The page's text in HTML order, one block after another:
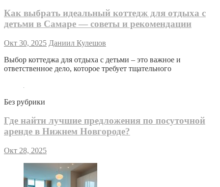
Как выбрать идеальный коттедж для отдыха с
детьми в Самаре — советы и рекомендации
Окт 30, 2025 Даниил Кулешов
Выбор коттеджа для отдыха с детьми – это важное и
ответственное дело, которое требует тщательного
Без рубрики
Где найти лучшие предложения по посуточной
аренде в Нижнем Новгороде?
Окт 28, 2025